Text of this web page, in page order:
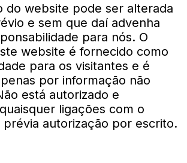
do website pode ser alterada
e sem que daí advenha
para nós. O
website é fornecido como
para os visitantes e é
por informação não
está autorizado e
ligações com o
autorização por escrito.